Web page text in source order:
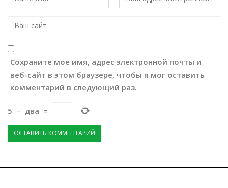
Сохраните мое имя, адрес электронной почты и
веб-сайт в этом браузере, чтобы я мог оставить
комментарий в следующий раз.
5 − два =